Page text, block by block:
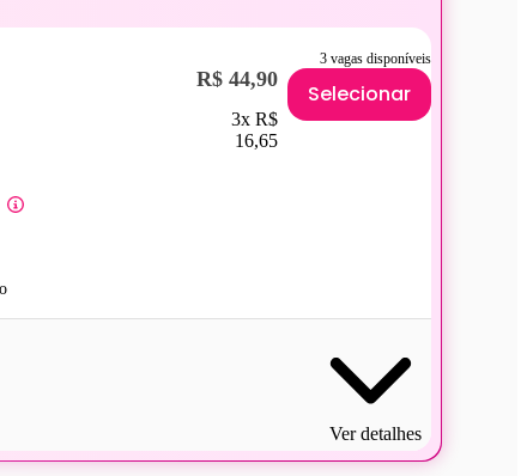
3 vagas disponíveis
R$ 44,90
3x R$
16,65
Selecionar
Ver detalhes